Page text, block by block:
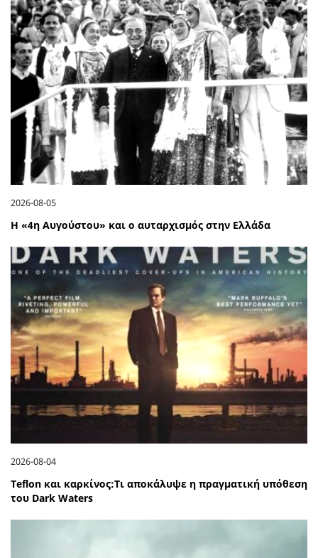
2026-08-05
Η «4η Αυγούστου» και ο αυταρχισμός στην Ελλάδα
2026-08-04
Teflon και καρκίνος:Τι αποκάλυψε η πραγματική υπόθεση
του Dark Waters